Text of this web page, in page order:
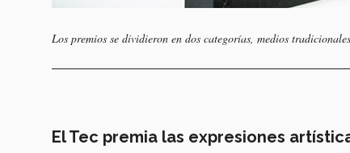
Los premios se dividieron en dos categorías, medios
El Tec premia las expresiones